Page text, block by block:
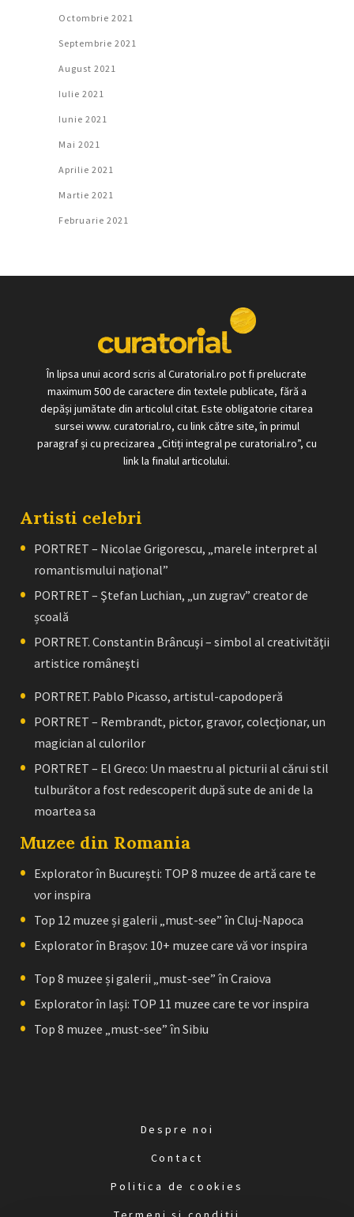
Octombrie 2021
Septembrie 2021
August 2021
Iulie 2021
Iunie 2021
Mai 2021
Aprilie 2021
Martie 2021
Februarie 2021
În lipsa unui acord scris al Curatorial.ro pot fi prelucrate
maximum 500 de caractere din textele publicate, fără a
depăși jumătate din articolul citat. Este obligatorie citarea
sursei www. curatorial.ro, cu link către site, în primul
paragraf și cu precizarea „Citiți integral pe curatorial.ro”, cu
link la finalul articolului.
Artisti celebri
PORTRET – Nicolae Grigorescu, „marele interpret al
romantismului naţional”
PORTRET – Ştefan Luchian, „un zugrav” creator de
școală
PORTRET. Constantin Brâncuşi – simbol al creativităţii
artistice româneşti
PORTRET. Pablo Picasso, artistul-capodoperă
PORTRET – Rembrandt, pictor, gravor, colecţionar, un
magician al culorilor
PORTRET – El Greco: Un maestru al picturii al cărui stil
tulburător a fost redescoperit după sute de ani de la
moartea sa
Muzee din Romania
Explorator în București: TOP 8 muzee de artă care te
vor inspira
Top 12 muzee și galerii „must-see” în Cluj-Napoca
Explorator în Brașov: 10+ muzee care vă vor inspira
Top 8 muzee și galerii „must-see” în Craiova
Explorator în Iași: TOP 11 muzee care te vor inspira
Top 8 muzee „must-see” în Sibiu
Despre noi
Contact
Politica de cookies